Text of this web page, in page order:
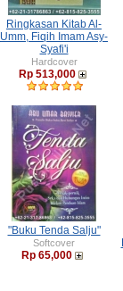
Ringkasan Kitab Al-
Umm, Fiqih Imam Asy-
Syafi'i
Hardcover
Rp 513,000
"Buku Tenda Salju"
Softcover
Rp 65,000